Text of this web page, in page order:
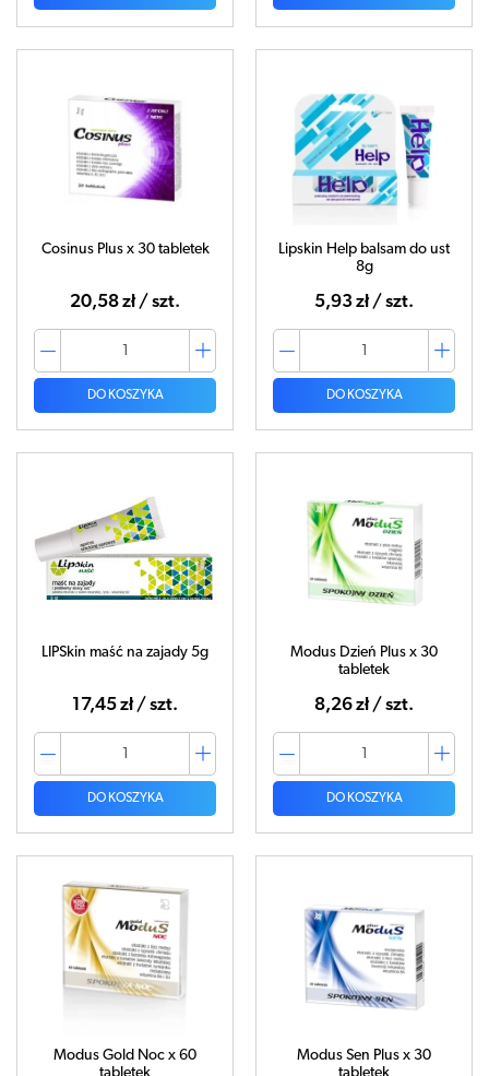
Cosinus Plus x 30 tabletek
20,58 zł / szt.
DO KOSZYKA
Lipskin Help balsam do ust
8g
5,93 zł / szt.
DO KOSZYKA
LIPSkin maść na zajady 5g
17,45 zł / szt.
DO KOSZYKA
Modus Dzień Plus x 30
tabletek
8,26 zł / szt.
DO KOSZYKA
Modus Gold Noc x 60
Modus Sen Plus x 30